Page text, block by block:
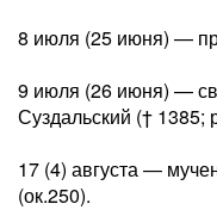
8 июля (25 июня) —
9 июля (26 июня) —
Суздальский († 1385;
17 (4) августа —
(ок.250).